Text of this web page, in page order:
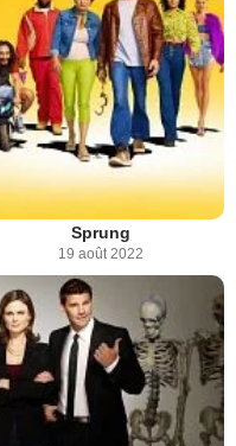
Sprung
19 août 2022